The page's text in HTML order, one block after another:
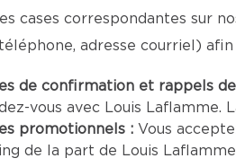
cases correspondantes sur
adresse courriel)
de confirmation et rappels
vous avec Louis Laflamme.
promotionnels : Vous
de la part de Louis